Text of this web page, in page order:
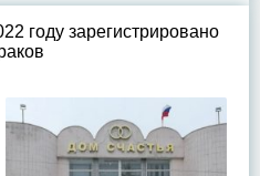
году зарегистрировано